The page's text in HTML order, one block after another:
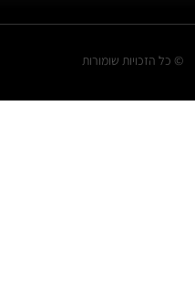
© כל הזכויות שומורות